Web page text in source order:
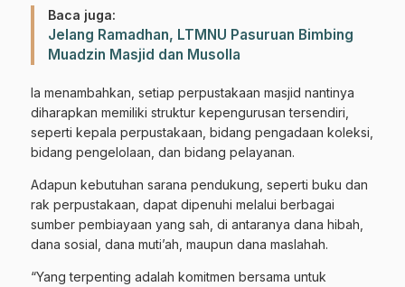
Baca juga:
Jelang Ramadhan, LTMNU Pasuruan Bimbing
Muadzin Masjid dan Musolla
Ia menambahkan, setiap perpustakaan masjid nantinya
diharapkan memiliki struktur kepengurusan tersendiri,
seperti kepala perpustakaan, bidang pengadaan koleksi,
bidang pengelolaan, dan bidang pelayanan.
Adapun kebutuhan sarana pendukung, seperti buku dan
rak perpustakaan, dapat dipenuhi melalui berbagai
sumber pembiayaan yang sah, di antaranya dana hibah,
dana sosial, dana muti’ah, maupun dana maslahah.
“Yang terpenting adalah komitmen bersama untuk